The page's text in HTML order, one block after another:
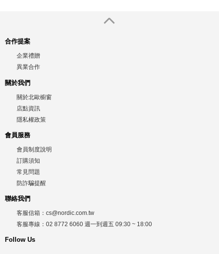
合作提案
企業禮贈
異業合作
關於我們
關於北歐櫥窗
店點資訊
隱私權政策
會員服務
會員制度說明
訂購須知
常見問題
防詐騙提醒
聯絡我們
客服信箱： cs@nordic.com.tw
客服專線： 02 8772 6060 週一到週五 09:30 ~ 18:00
Follow Us